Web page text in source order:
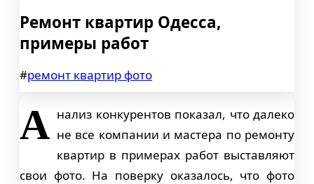
Ремонт квартир Одесса,
примеры работ
#ремонт квартир фото
А нализ конкурентов показал, что далеко
не все компании и мастера по ремонту
квартир в примерах работ выставляют
свои фото. На поверку оказалось, что фото